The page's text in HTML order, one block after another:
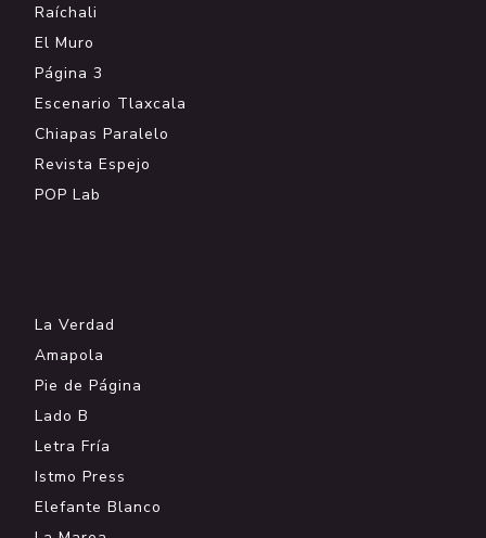
Raíchali
El Muro
Página 3
Escenario Tlaxcala
Chiapas Paralelo
Revista Espejo
POP Lab
La Verdad
Amapola
Pie de Página
Lado B
Letra Fría
Istmo Press
Elefante Blanco